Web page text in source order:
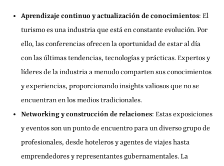
Aprendizaje continuo y actualización de conocimientos: El
turismo es una industria que está en constante evolución. Por
ello, las conferencias ofrecen la oportunidad de estar al día
con las últimas tendencias, tecnologías y prácticas. Expertos y
líderes de la industria a menudo comparten sus conocimientos
y experiencias, proporcionando insights valiosos que no se
encuentran en los medios tradicionales.
Networking y construcción de relaciones: Estas exposiciones
y eventos son un punto de encuentro para un diverso grupo de
profesionales, desde hoteleros y agentes de viajes hasta
emprendedores y representantes gubernamentales. La